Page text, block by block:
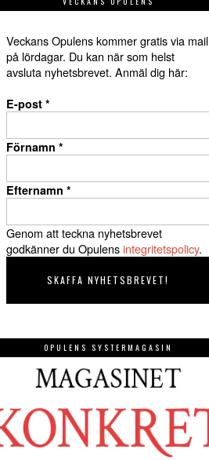
Veckans Opulens kommer gratis via mail
på lördagar. Du kan när som helst
avsluta nyhetsbrevet. Anmäl dig här:
E-post *
Förnamn *
Efternamn *
Genom att teckna nyhetsbrevet
godkänner du Opulensintegritetspolicy.
OPULENS SYSTERMAGASIN